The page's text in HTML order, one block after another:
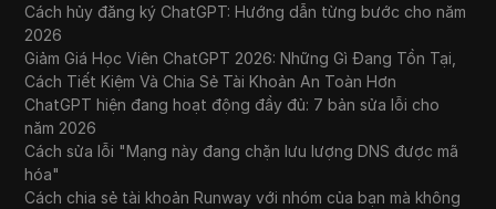
Cách hủy đăng ký ChatGPT: Hướng dẫn từng bước cho năm
2026
Giảm Giá Học Viên ChatGPT 2026: Những Gì Đang Tồn Tại,
Cách Tiết Kiệm Và Chia Sẻ Tài Khoản An Toàn Hơn
ChatGPT hiện đang hoạt động đầy đủ: 7 bản sửa lỗi cho
năm 2026
Cách sửa lỗi "Mạng này đang chặn lưu lượng DNS được mã
hóa"
Cách chia sẻ tài khoản Runway với nhóm của bạn mà không